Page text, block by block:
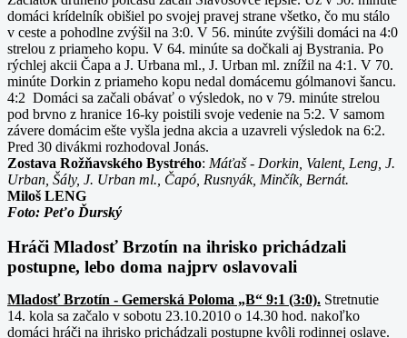
domáci krídelník obišiel po svojej pravej strane všetko, čo mu stálo
v ceste a pohodlne zvýšil na 3:0. V 56. minúte zvýšili domáci na 4:0
strelou z priameho kopu. V 64. minúte sa dočkali aj Bystrania. Po
rýchlej akcii Čapa a J. Urbana ml., J. Urban ml. znížil na 4:1. V 70.
minúte Dorkin z priameho kopu nedal domácemu gólmanovi šancu.
4:2 Domáci sa začali obávať o výsledok, no v 79. minúte strelou
pod brvno z hranice 16-ky poistili svoje vedenie na 5:2. V samom
závere domácim ešte vyšla jedna akcia a uzavreli výsledok na 6:2.
Pred 30 divákmi rozhodoval Jonás.
Zostava Rožňavského Bystrého: Máťaš - Dorkin, Valent, Leng, J.
Urban, Šály, J. Urban ml., Čapó, Rusnyák, Minčík, Bernát.
Miloš LENG
Foto: Peťo Ďurský
Hráči Mladosť Brzotín na ihrisko prichádzali
postupne, lebo doma najprv oslavovali
Mladosť Brzotín - Gemerská Poloma „B“ 9:1 (3:0). Stretnutie
14. kola sa začalo v sobotu 23.10.2010 o 14.30 hod. nakoľko
domáci hráči na ihrisko prichádzali postupne kvôli rodinnej oslave.